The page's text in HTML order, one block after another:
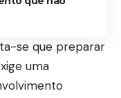
se que preparar
uma